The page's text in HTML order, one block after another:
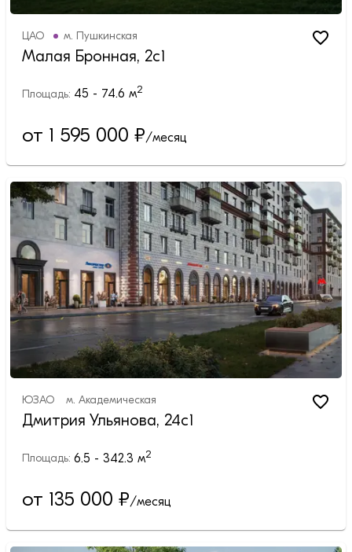
ЦАО м. Пушкинская
Малая Бронная, 2с1
Площадь: 45 - 74.6 м2
от 1 595 000 ₽/месяц
ЮЗАО м. Академическая
Дмитрия Ульянова, 24с1
Площадь: 6.5 - 342.3 м2
от 135 000 ₽/месяц